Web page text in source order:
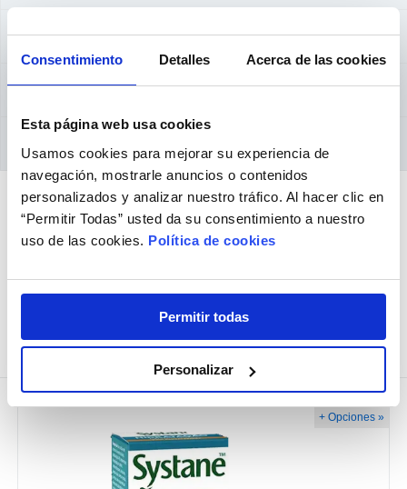
Consentimiento Detalles Acerca de las cookies
Esta página web usa cookies
Usamos cookies para mejorar su experiencia de
navegación, mostrarle anuncios o contenidos
personalizados y analizar nuestro tráfico. Al hacer clic en
“Permitir Todas” usted da su consentimiento a nuestro
uso de las cookies. Política de cookies
Permitir todas
Personalizar
GUÍA DE ADAPTACIÓN
OPINIONES DEL PRODUCTO
Contenido verificado por la especialista:
Número de cédula profesional:1234
Fecha de la última revisión:07/08/2026
Comprados juntos habitualmente
+ Opciones »